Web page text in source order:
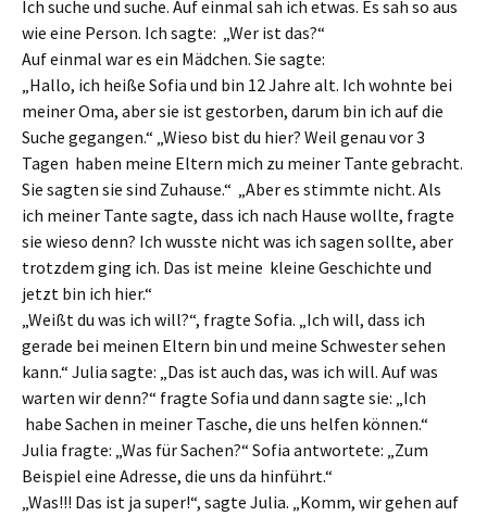
Ich suche und suche. Auf einmal sah ich etwas. Es sah so aus
wie eine Person. Ich sagte: „Wer ist das?“
Auf einmal war es ein Mädchen. Sie sagte:
„Hallo, ich heiße Sofia und bin 12 Jahre alt. Ich wohnte bei
meiner Oma, aber sie ist gestorben, darum bin ich auf die
Suche gegangen.“ „Wieso bist du hier? Weil genau vor 3
Tagen haben meine Eltern mich zu meiner Tante gebracht.
Sie sagten sie sind Zuhause.“ „Aber es stimmte nicht. Als
ich meiner Tante sagte, dass ich nach Hause wollte, fragte
sie wieso denn? Ich wusste nicht was ich sagen sollte, aber
trotzdem ging ich. Das ist meine kleine Geschichte und
jetzt bin ich hier.“
„Weißt du was ich will?“, fragte Sofia. „Ich will, dass ich
gerade bei meinen Eltern bin und meine Schwester sehen
kann.“ Julia sagte: „Das ist auch das, was ich will. Auf was
warten wir denn?“ fragte Sofia und dann sagte sie: „Ich
habe Sachen in meiner Tasche, die uns helfen können.“
Julia fragte: „Was für Sachen?“ Sofia antwortete: „Zum
Beispiel eine Adresse, die uns da hinführt.“
„Was!!! Das ist ja super!“, sagte Julia. „Komm, wir gehen auf